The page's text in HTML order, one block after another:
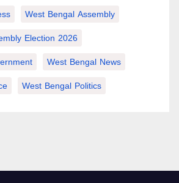
West Bengal Assembly
Election 2026
West Bengal News
West Bengal Politics